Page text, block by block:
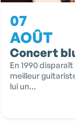
07
AOÛT
Concert
En 1990
meilleur
lui un...